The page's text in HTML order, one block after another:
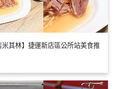
其林】捷運新店區公所站美食推